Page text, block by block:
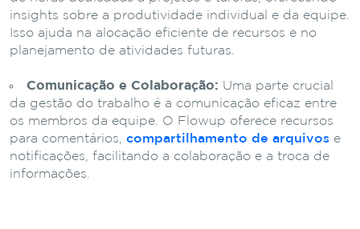
insights sobre a produtividade individual e da equipe.
Isso ajuda na alocação eficiente de recursos e no
planejamento de atividades futuras.
Comunicação e Colaboração: Uma parte crucial
da gestão do trabalho é a comunicação eficaz entre
os membros da equipe. O Flowup oferece recursos
para comentários, compartilhamento de arquivos e
notificações, facilitando a colaboração e a troca de
informações.